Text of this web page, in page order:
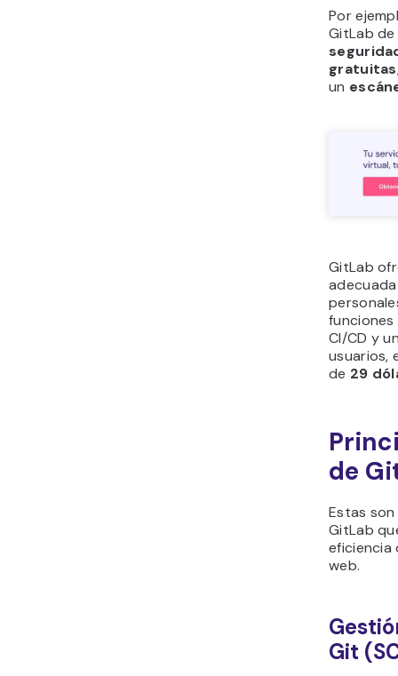
Por
GitLab
gratuitas
un
GitLab
funciones
CI/CD y
usuarios,
de 29
de
Estas
GitLab
web.
Git